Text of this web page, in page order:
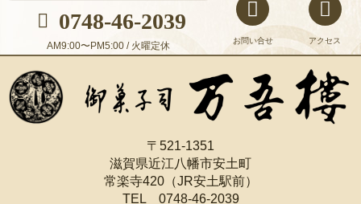
0748-46-2039
AM9:00〜PM5:00 / 火曜定休 お問い合せ アクセス
〒521-1351
滋賀県近江八幡市安土町
常楽寺420（JR安土駅前）
TEL 0748-46-2039